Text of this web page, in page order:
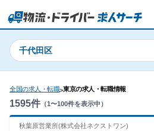
千代田区
全国の求人・転職>東京の求人・転職情報
1595件 （1〜100件を表示中）
秋葉原営業所(株式会社ネクストワン)